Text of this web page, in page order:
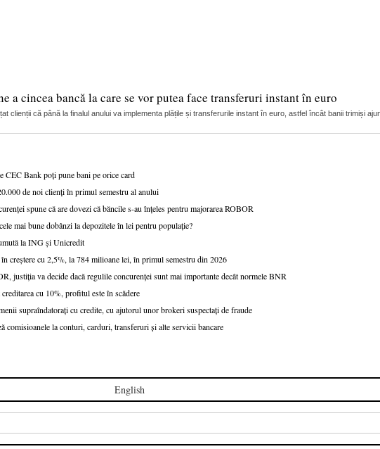
a cincea bancă la care se vor putea face transferuri instant în euro
clienții că până la finalul anului va implementa plățile și transferurile instant în euro, astfel încât banii trimiși
CEC Bank poți pune bani pe orice card
de noi clienți în primul semestru al anului
spune că are dovezi că băncile s-au înțeles pentru majorarea ROBOR
mai bune dobânzi la depozitele în lei pentru populație?
la ING și Unicredit
creștere cu 2,5%, la 784 milioane lei, în primul semestru din 2026
justiția va decide dacă regulile concurenței sunt mai importante decât normele BNR
cu 10%, profitul este în scădere
supraîndatorați cu credite, cu ajutorul unor brokeri suspectați de fraude
comisioanele la conturi, carduri, transferuri și alte servicii bancare
English